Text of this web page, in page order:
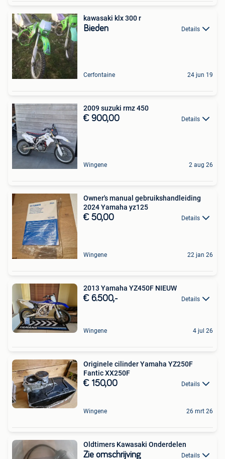
kawasaki klx 300 r
Bieden Details
Cerfontaine 24 jun 19
2009 suzuki rmz 450
€ 900,00 Details
Wingene 2 aug 26
Owner's manual gebruikshandleiding
2024 Yamaha yz125
€ 50,00 Details
Wingene 22 jan 26
2013 Yamaha YZ450F NIEUW
€ 6.500,- Details
Wingene 4 jul 26
Originele cilinder Yamaha YZ250F
Fantic XX250F
€ 150,00 Details
Wingene 26 mrt 26
Oldtimers Kawasaki Onderdelen
Zie omschrijving Details